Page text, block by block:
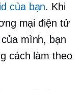
của bạn. Khi
mại điện tử
mình, bạn
cách làm theo